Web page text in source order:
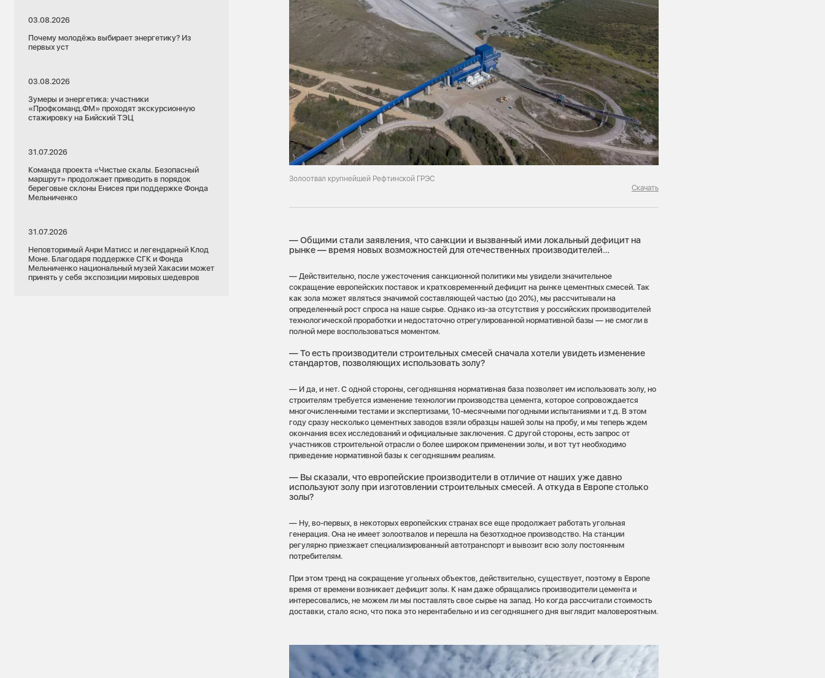
03.08.2026
Почему молодёжь выбирает энергетику? Из
первых уст
03.08.2026
Зумеры и энергетика: участники
«Профкоманд.ФМ» проходят экскурсионную
стажировку на Бийский ТЭЦ
31.07.2026
Команда проекта «Чистые скалы. Безопасный
маршрут» продолжает приводить в порядок
береговые склоны Енисея при поддержке Фонда
Мельниченко
31.07.2026
Неповторимый Анри Матисс и легендарный Клод
Моне. Благодаря поддержке СГК и Фонда
Мельниченко национальный музей Хакасии может
принять у себя экспозиции мировых шедевров
Золоотвал крупнейшей Рефтинской ГРЭС
Скачать
— Общими стали заявления, что санкции и вызванный ими локальный дефицит на
рынке — время новых возможностей для отечественных производителей…
— Действительно, после ужесточения санкционной политики мы увидели значительное
сокращение европейских поставок и кратковременный дефицит на рынке цементных смесей. Так
как зола может являться значимой составляющей частью (до 20%), мы рассчитывали на
определенный рост спроса на наше сырье. Однако из-за отсутствия у российских производителей
технологической проработки и недостаточно отрегулированной нормативной базы — не смогли в
полной мере воспользоваться моментом.
— То есть производители строительных смесей сначала хотели увидеть изменение
стандартов, позволяющих использовать золу?
— И да, и нет. С одной стороны, сегодняшняя нормативная база позволяет им использовать золу, но
строителям требуется изменение технологии производства цемента, которое сопровождается
многочисленными тестами и экспертизами, 10-месячными погодными испытаниями и т.д. В этом
году сразу несколько цементных заводов взяли образцы нашей золы на пробу, и мы теперь ждем
окончания всех исследований и официальные заключения. С другой стороны, есть запрос от
участников строительной отрасли о более широком применении золы, и вот тут необходимо
приведение нормативной базы к сегодняшним реалиям.
— Вы сказали, что европейские производители в отличие от наших уже давно
используют золу при изготовлении строительных смесей. А откуда в Европе столько
золы?
— Ну, во-первых, в некоторых европейских странах все еще продолжает работать угольная
генерация. Она не имеет золоотвалов и перешла на безотходное производство. На станции
регулярно приезжает специализированный автотранспорт и вывозит всю золу постоянным
потребителям.
При этом тренд на сокращение угольных объектов, действительно, существует, поэтому в Европе
время от времени возникает дефицит золы. К нам даже обращались производители цемента и
интересовались, не можем ли мы поставлять свое сырье на запад. Но когда рассчитали стоимость
доставки, стало ясно, что пока это нерентабельно и из сегодняшнего дня выглядит маловероятным.